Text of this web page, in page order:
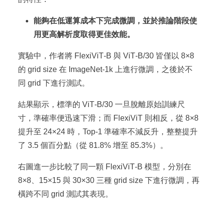
能夠在低運算成本下完成微調，並於推論階段使
用更高解析度取得更佳效能。
實驗中，作者將 FlexiViT‑B 與 ViT‑B/30 皆僅以 8×8
的 grid size 在 ImageNet‑1k 上進行微調，之後於不
同 grid 下進行測試。
結果顯示，標準的 ViT‑B/30 一旦脫離原始訓練尺
寸，準確率便迅速下滑；而 FlexiViT 則相反，從 8×8
提升至 24×24 時，Top‑1 準確率不減反升，整整提升
了 3.5 個百分點（從 81.8% 增至 85.3%）。
右圖進一步比較了同一顆 FlexiViT‑B 模型，分別在
8×8、15×15 與 30×30 三種 grid size 下進行微調，再
橫跨不同 grid 測試其表現。